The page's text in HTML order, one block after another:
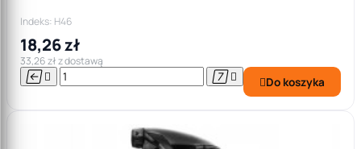
Indeks: H46
18,26 zł
33,26 zł z dostawą
    Do koszyka